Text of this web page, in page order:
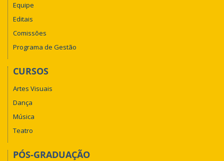
Equipe
Editais
Comissões
Programa de Gestão
CURSOS
Artes Visuais
Dança
Música
Teatro
PÓS-GRADUAÇÃO